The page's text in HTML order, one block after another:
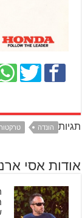
תגיות הונדה
אודות אסי